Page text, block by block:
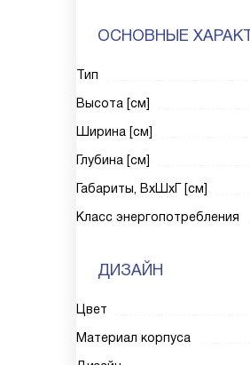
ОСНОВНЫЕ
Тип
Высота [см]
Ширина [см]
Глубина [см]
Габариты, ВxШxГ [см]
Класс энергопотребления
ДИЗАЙН
Цвет
Материал корпуса